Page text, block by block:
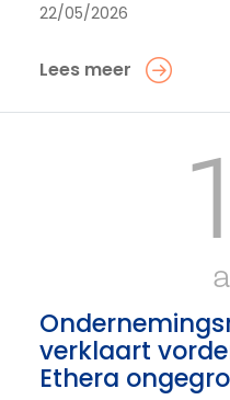
22/05/2026
Lees meer
verklaart
Ethera